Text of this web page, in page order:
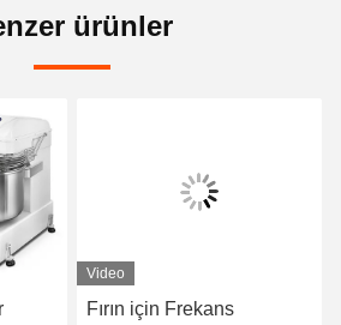
ürünler
Video
Fırın için Frekans